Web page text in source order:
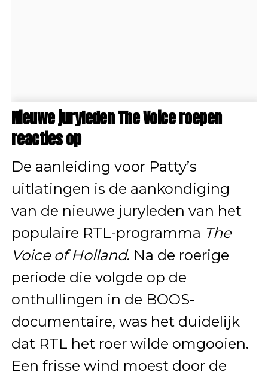
Nieuwe juryleden The Voice roepen
reacties op
De aanleiding voor Patty’s
uitlatingen is de aankondiging
van de nieuwe juryleden van het
populaire RTL-programma The
Voice of Holland. Na de roerige
periode die volgde op de
onthullingen in de BOOS-
documentaire, was het duidelijk
dat RTL het roer wilde omgooien.
Een frisse wind moest door de